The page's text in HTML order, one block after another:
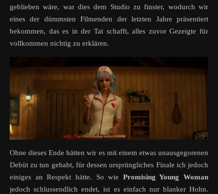
geblieben wäre, war dies dem Studio zu finster, wodurch wir
eines der dümmsten Filmenden der letzten Jahre präsentiert
bekommen, das es in der Tat schafft, alles zuvor Gezeigte für
vollkommen nichtig zu erklären.
Ohne dieses Ende hätten wir es mit einem etwas unausgegorenen
Debüt zu tun gehabt, für dessen ursprüngliches Finale ich jedoch
einiges an Respekt hätte. So wie Promising Young Woman
jedoch schlussendlich endet, ist es einfach nur blanker Hohn.